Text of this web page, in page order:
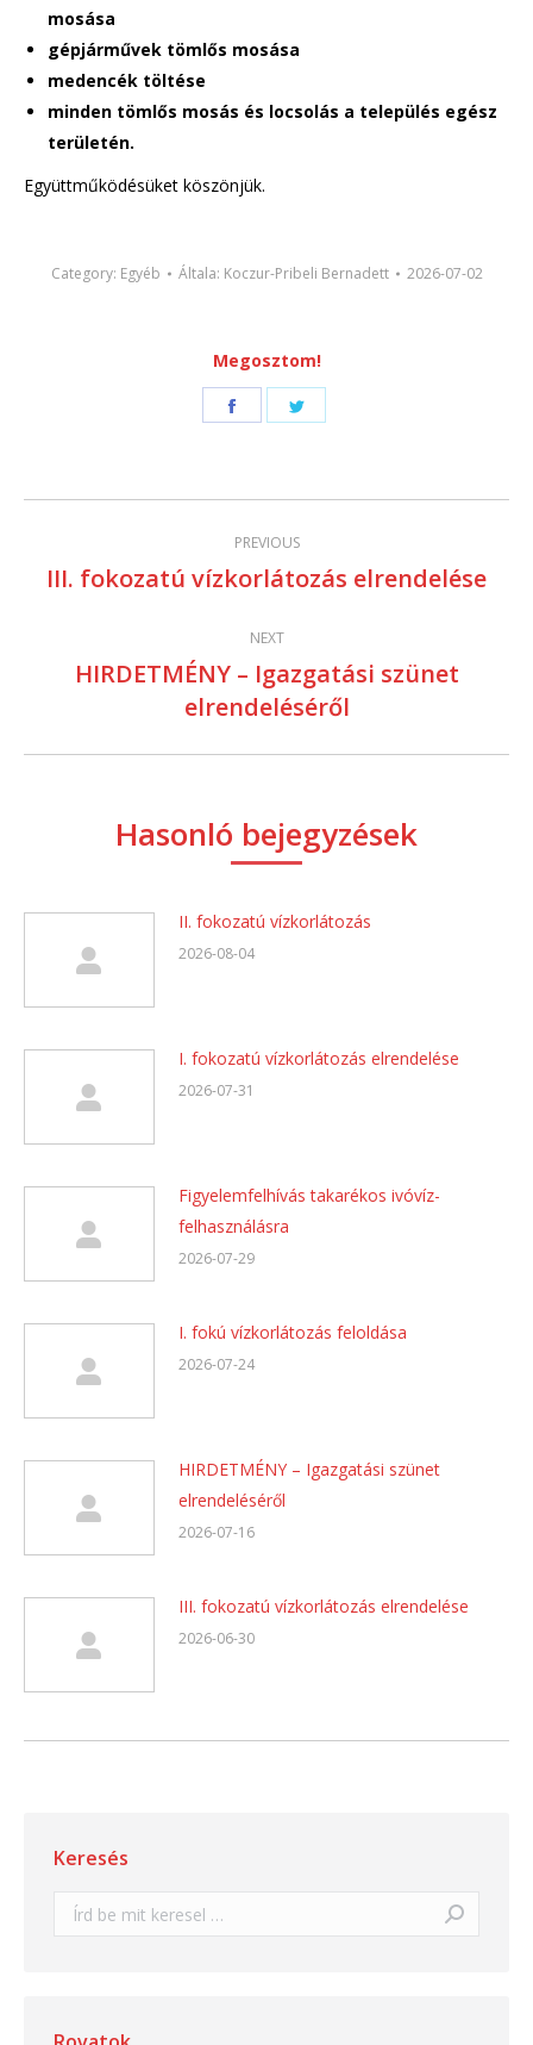
mosása
gépjárművek tömlős mosása
medencék töltése
minden tömlős mosás és locsolás a település egész
területén.
Együttműködésüket köszönjük.
Category: Egyéb Általa: Koczur-Pribeli Bernadett 2026-07-02
Megosztom!
Share
navigation
PREVIOUS
Previous
III. fokozatú vízkorlátozás elrendelése
NEXT
Next
post:
HIRDETMÉNY – Igazgatási szünet
elrendeléséről
Hasonló bejegyzések
II. fokozatú vízkorlátozás
2026-08-04
I. fokozatú vízkorlátozás elrendelése
2026-07-31
Figyelemfelhívás takarékos ivóvíz-
felhasználásra
2026-07-29
I. fokú vízkorlátozás feloldása
2026-07-24
HIRDETMÉNY – Igazgatási szünet
elrendeléséről
2026-07-16
III. fokozatú vízkorlátozás elrendelése
2026-06-30
Keresés
Search: